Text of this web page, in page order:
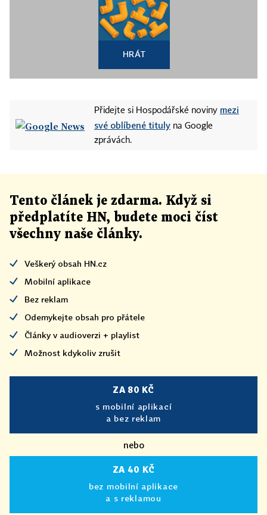
HRÁT
Přidejte si Hospodářské noviny mezi
své oblíbené tituly na Google
zprávách.
Tento článek je zdarma. Když si
předplatíte HN, budete moci číst
všechny naše články.
Veškerý obsah HN.cz
Mobilní aplikace
Bez reklam
Odemykejte obsah pro přátele
Články v audioverzi + playlist
Možnost kdykoliv zrušit
ZA 80 KČ
s mobilní aplikací
a bez reklam
nebo
ZA 40 KČ
bez mobilní aplikace
a s reklamou